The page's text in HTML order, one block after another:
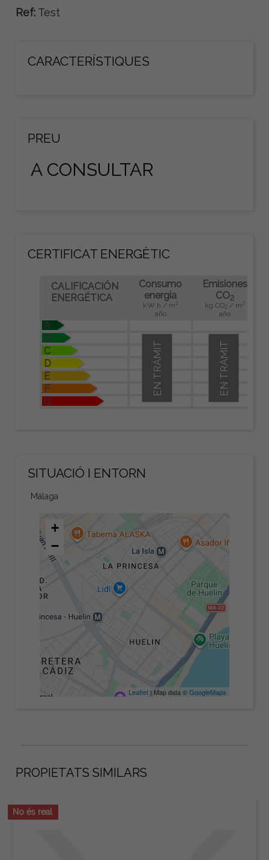
Ref: Test
CARACTERÍSTIQUES
PREU
A CONSULTAR
CERTIFICAT ENERGÈTIC
CALIFICACIÓN
ENERGÉTICA
Consumo
energía
kW h / m 2
año
Emisiones
CO2
kg CO2 / m2
año
A
B
C
D
E
F
G
EN TRÀMIT
EN TRÀMIT
SITUACIÓ I ENTORN
Málaga
+
−
Leaflet| Map data ©GoogleMaps
PROPIETATS SIMILARS
No és real